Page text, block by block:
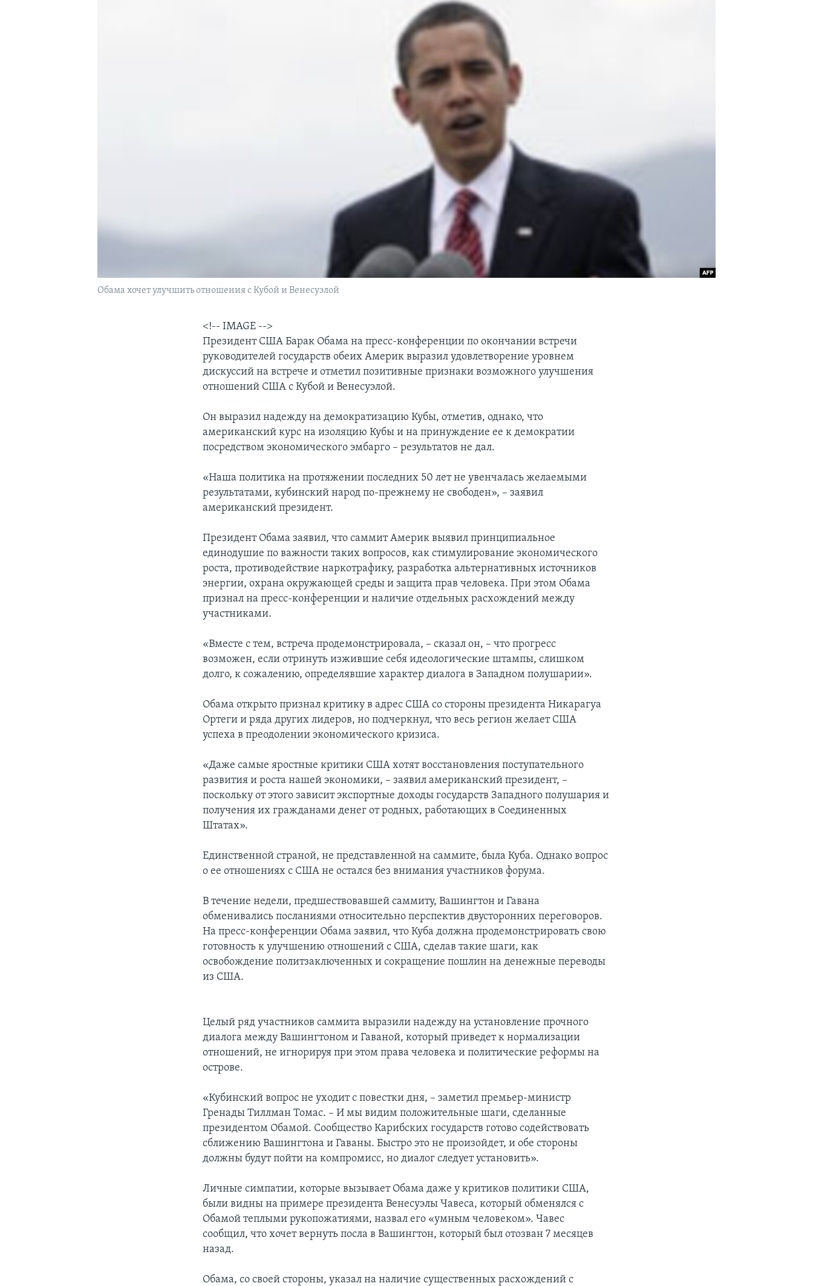
Обама хочет улучшить отношения с Кубой и Венесуэлой
<!-- IMAGE -->
Президент США Барак Обама на пресс-конференции по окончании встречи
руководителей государств обеих Америк выразил удовлетворение уровнем
дискуссий на встрече и отметил позитивные признаки возможного улучшения
отношений США с Кубой и Венесуэлой.
Он выразил надежду на демократизацию Кубы, отметив, однако, что
американский курс на изоляцию Кубы и на принуждение ее к демократии
посредством экономического эмбарго – результатов не дал.
«Наша политика на протяжении последних 50 лет не увенчалась желаемыми
результатами, кубинский народ по-прежнему не свободен», – заявил
американский президент.
Президент Обама заявил, что саммит Америк выявил принципиальное
единодушие по важности таких вопросов, как стимулирование экономического
роста, противодействие наркотрафику, разработка альтернативных источников
энергии, охрана окружающей среды и защита прав человека. При этом Обама
признал на пресс-конференции и наличие отдельных расхождений между
участниками.
«Вместе с тем, встреча продемонстрировала, – сказал он, – что прогресс
возможен, если отринуть изжившие себя идеологические штампы, слишком
долго, к сожалению, определявшие характер диалога в Западном полушарии».
Обама открыто признал критику в адрес США со стороны президента Никарагуа
Ортеги и ряда других лидеров, но подчеркнул, что весь регион желает США
успеха в преодолении экономического кризиса.
«Даже самые яростные критики США хотят восстановления поступательного
развития и роста нашей экономики, – заявил американский президент, –
поскольку от этого зависит экспортные доходы государств Западного полушария и
получения их гражданами денег от родных, работающих в Соединенных
Штатах».
Единственной страной, не представленной на саммите, была Куба. Однако вопрос
о ее отношениях с США не остался без внимания участников форума.
В течение недели, предшествовавшей саммиту, Вашингтон и Гавана
обменивались посланиями относительно перспектив двусторонних переговоров.
На пресс-конференции Обама заявил, что Куба должна продемонстрировать свою
готовность к улучшению отношений с США, сделав такие шаги, как
освобождение политзаключенных и сокращение пошлин на денежные переводы
из США.
Целый ряд участников саммита выразили надежду на установление прочного
диалога между Вашингтоном и Гаваной, который приведет к нормализации
отношений, не игнорируя при этом права человека и политические реформы на
острове.
«Кубинский вопрос не уходит с повестки дня, – заметил премьер-министр
Гренады Тиллман Томас. – И мы видим положительные шаги, сделанные
президентом Обамой. Сообщество Карибских государств готово содействовать
сближению Вашингтона и Гаваны. Быстро это не произойдет, и обе стороны
должны будут пойти на компромисс, но диалог следует установить».
Личные симпатии, которые вызывает Обама даже у критиков политики США,
были видны на примере президента Венесуэлы Чавеса, который обменялся с
Обамой теплыми рукопожатиями, назвал его «умным человеком». Чавес
сообщил, что хочет вернуть посла в Вашингтон, который был отозван 7 месяцев
назад.
Обама, со своей стороны, указал на наличие существенных расхождений с